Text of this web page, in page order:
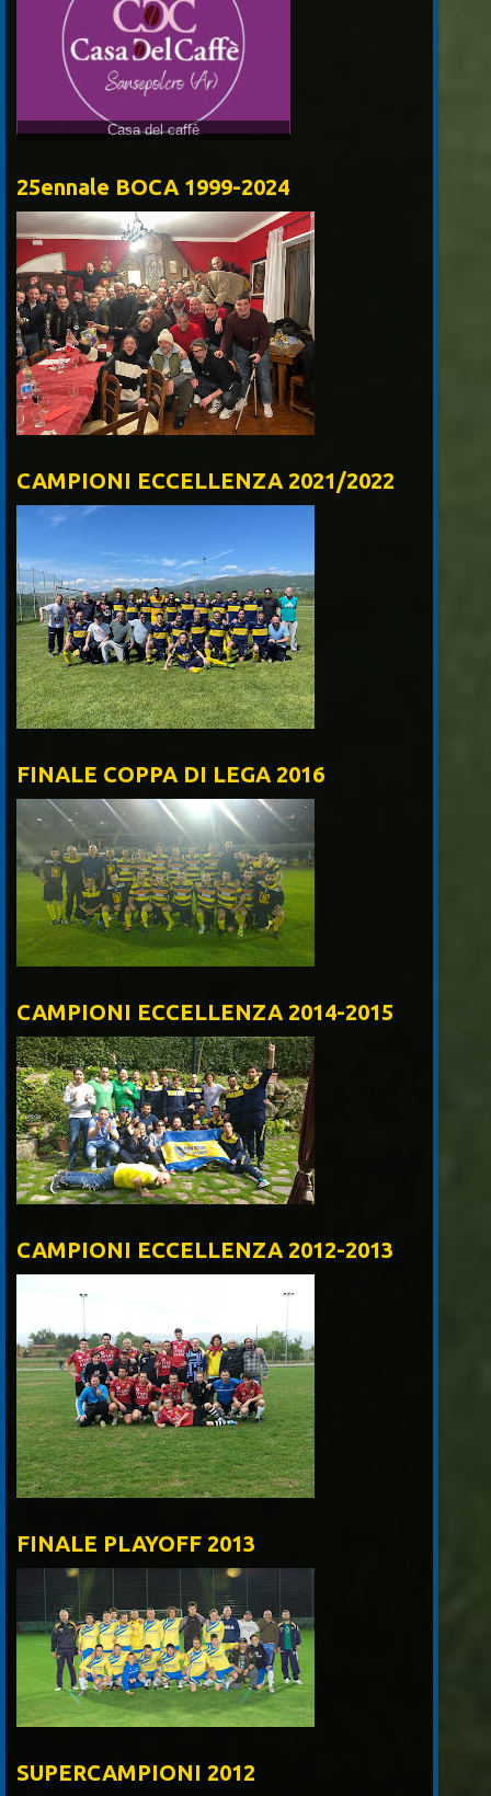
25ennale BOCA 1999-2024
CAMPIONI ECCELLENZA 2021/2022
FINALE COPPA DI LEGA 2016
CAMPIONI ECCELLENZA 2014-2015
CAMPIONI ECCELLENZA 2012-2013
FINALE PLAYOFF 2013
SUPERCAMPIONI 2012